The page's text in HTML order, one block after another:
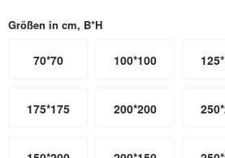
Größen in cm, B*H
70*70 100*100
175*175 200*200